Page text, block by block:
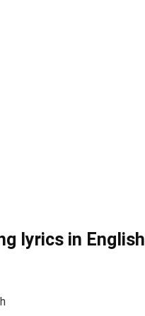
lyrics in English